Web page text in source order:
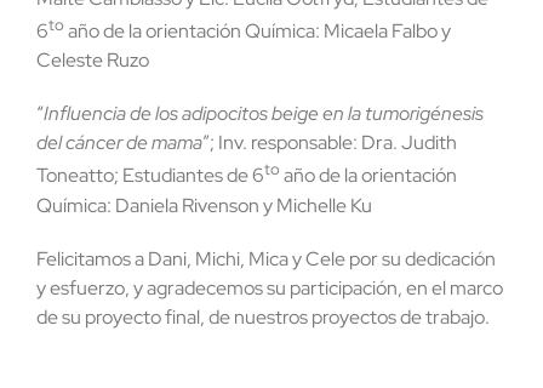
6to año de la orientación Química: Micaela Falbo y
Celeste Ruzo
“Influencia de los adipocitos beige en la tumorigénesis
del cáncer de mama”; Inv. responsable: Dra. Judith
Toneatto; Estudiantes de 6to año de la orientación
Química: Daniela Rivenson y Michelle Ku
Felicitamos a Dani, Michi, Mica y Cele por su dedicación
y esfuerzo, y agradecemos su participación, en el marco
de su proyecto final, de nuestros proyectos de trabajo.